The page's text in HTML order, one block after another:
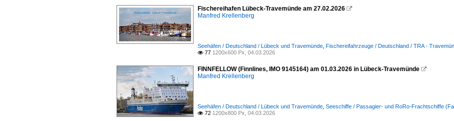
Fischereihafen Lübeck-Travemünde am 27.02.2026 
Manfred Krellenberg
Seehäfen / Deutschland / Lübeck und Travemünde Fischereifahrzeuge / Deutschland / TRA -
 77 1200x600 Px, 04.03.2026
FINNFELLOW (Finnlines, IMO 9145164) am 01.03.2026 in Lübeck-Travemünde 
Manfred Krellenberg
Seehäfen / Deutschland / Lübeck und Travemünde Seeschiffe / Passagier- und RoRo-Frachtschiffe
 72 1200x800 Px, 04.03.2026